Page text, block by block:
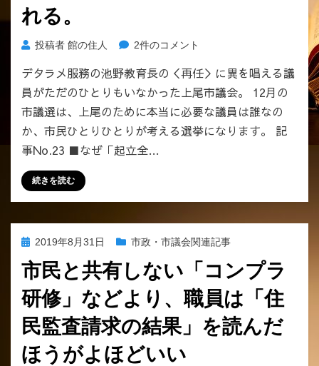
れる。
投稿者 館の住人
市
を
実
証
デ
ー
語
論
き
る
市
民
の
登
2件のコメント
デタラメ服務の池野教育長の＜再任＞に異を唱える議
員がただのひとりもいなかった上尾市議会。 12月の
市議選は、上尾のために本当に必要な議員は誰なの
か、市民ひとりひとりが考える選挙になります。 記
事No.23 ■なぜ「起立全…
続きを読む
投
日:
2019年8月31日 市政・市議会関連記事
市民と共有しない「コンプラ
研修」などより、職員は「住
民監査請求の結果」を読んだ
ほうがよほどいい